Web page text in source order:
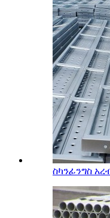
ስካንፊንግስ